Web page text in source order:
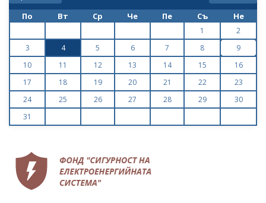
По Вт Ср Че Пе Съ Не
1
2
3
4 5 6 7 8
9
10
11 12 13 14 15
16
17
18 19 20 21 22
23
24
25 26 27 28 29
30
31